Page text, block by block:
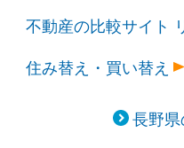
不動産の比較サイト
住み替え・買い替え
長野